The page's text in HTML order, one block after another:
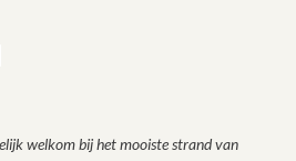
welkom bij het mooiste strand van